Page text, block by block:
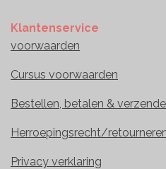
Klantenservice
voorwaarden
Cursus voorwaarden
Bestellen, betalen &
Herroepingsrecht/
Privacy verklaring